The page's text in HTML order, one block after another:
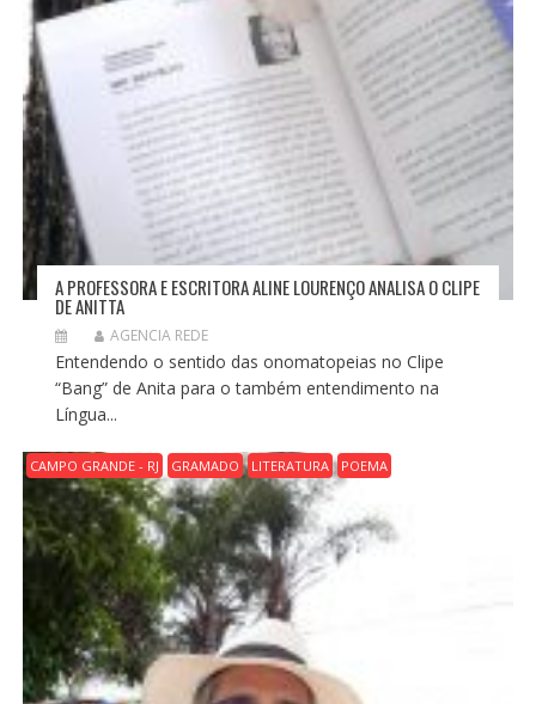
A PROFESSORA E ESCRITORA ALINE LOURENÇO ANALISA O CLIPE
DE ANITTA
AGENCIA REDE
Entendendo o sentido das onomatopeias no Clipe
“Bang” de Anita para o também entendimento na
Língua...
CAMPO GRANDE - RJ GRAMADO LITERATURA POEMA